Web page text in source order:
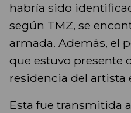
habría sido
según TMZ, se
armada. Además, el
que estuvo presente
residencia del artista
Esta fue transmitida